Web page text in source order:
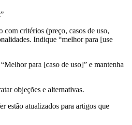
com critérios (preço, casos de uso,
Indique “melhor para [use
para [caso de uso]” e mantenha
objeções e alternativas.
estão atualizados para artigos que